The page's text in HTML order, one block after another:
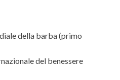
della barba (primo
del benessere